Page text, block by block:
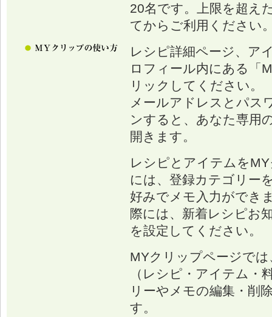
20名です。上限を超え
てからご利用ください
レシピ詳細ページ、ア
ロフィール内にある「
リックしてください。
メールアドレスとパス
ンすると、あなた専用
開きます。
レシピとアイテムを
には、登録カテゴリー
好みでメモ入力ができ
際には、新着レシピお
を設定してください。
MYクリップページで
（レシピ・アイテム・
リーやメモの編集・削
す。